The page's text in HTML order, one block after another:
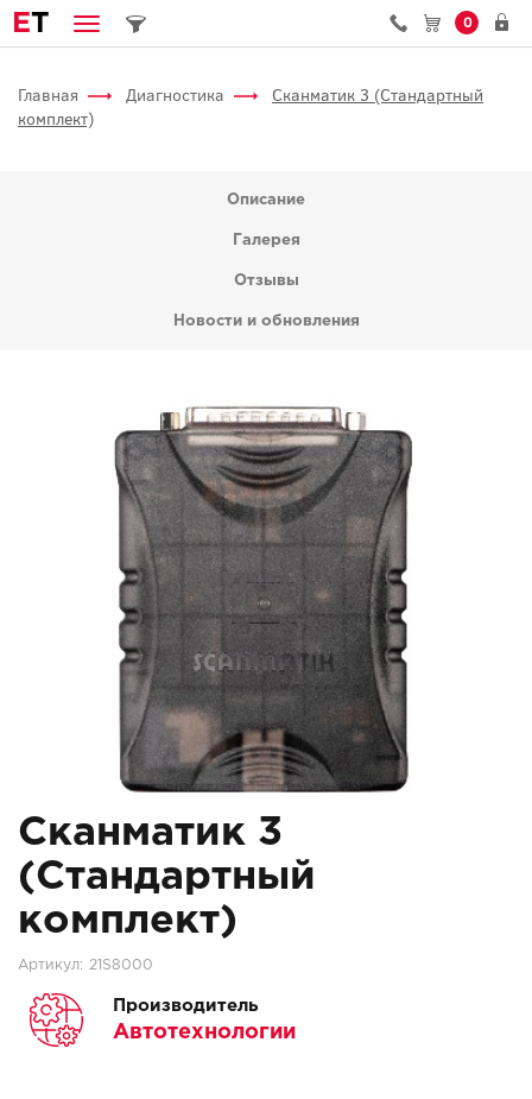
ET 0
Главная Диагностика
Сканматик 3 (Стандартный
комплект)
Описание
Галерея
Отзывы
Новости и обновления
Сканматик 3
(Стандартный
комплект)
Артикул: 21S8000
Производитель
Автотехнологии